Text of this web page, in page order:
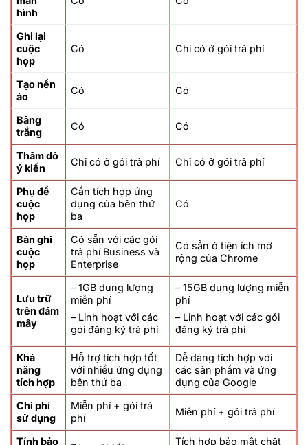
hình
Ghi lại
cuộc
họp
Có Chỉ có ở gói trả phí
Tạo nền
ảo
Có Có
Bảng
trắng
Có Có
Thăm dò
ý kiến
Chỉ có ở gói trả phí Chỉ có ở gói trả phí
Phụ đề
cuộc
họp
Cần tích hợp ứng
dụng của bên thứ
ba
Có
Bản ghi
cuộc
họp
Có sẵn với các gói
trả phí Business và
Enterprise
Có sẵn ở tiện ích mở
rộng của Chrome
Lưu trữ
trên đám
mây
– 1GB dung lượng
miễn phí
– Linh hoạt với các
gói đăng ký trả phí
– 15GB dung lượng miễn
phí
– Linh hoạt với các gói
đăng ký trả phí
Khả
năng
tích hợp
Hỗ trợ tích hợp tốt
với nhiều ứng dụng
bên thứ ba
Dễ dàng tích hợp với
các sản phẩm và ứng
dụng của Google
Chi phí
sử dụng
Miễn phí + gói trả
phí
Miễn phí + gói trả phí
Tính bảo
Tích hợp bảo mật chặt